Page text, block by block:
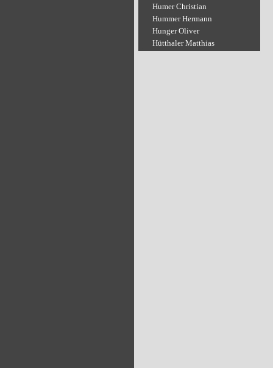
Humer Christian
Hummer Hermann
Hunger Oliver
Hütthaler Matthias